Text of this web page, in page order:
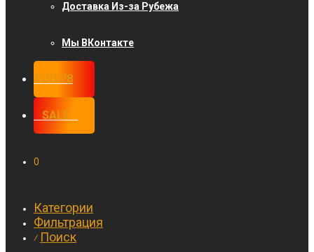
Доставка Из-за Рубежа
Мы ВКонтакте
ТОП 78
⠀SALE⠀
0
Категории
Фильтрация
⁄ Поиск